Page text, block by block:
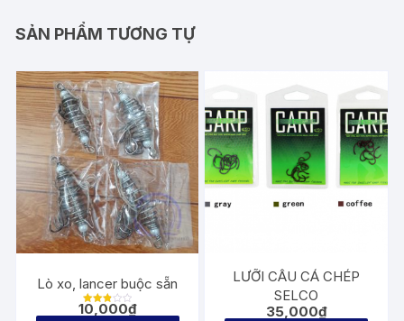
SẢN PHẨM TƯƠNG TỰ
Lò xo, lancer buộc sẵn
Được
10,000₫
LƯỠI CÂU CÁ CHÉP
SELCO
35,000₫